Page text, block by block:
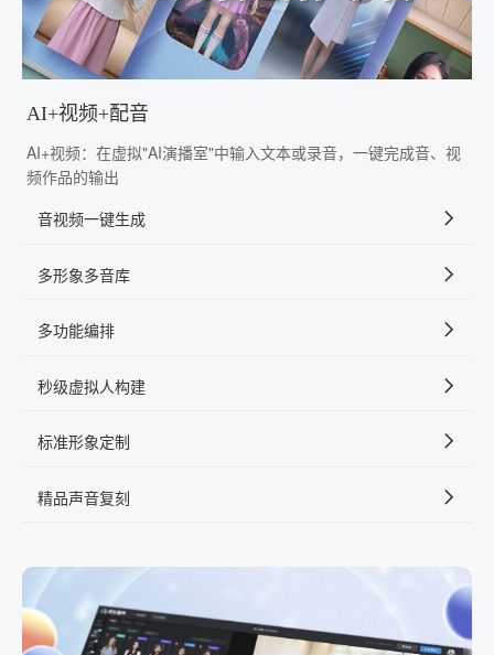
AI+视频+配音
AI+视频：在虚拟"AI演播室"中输入文本或录音，一键完成音、视
频作品的输出
音视频一键生成
多形象多音库
多功能编排
秒级虚拟人构建
标准形象定制
精品声音复刻